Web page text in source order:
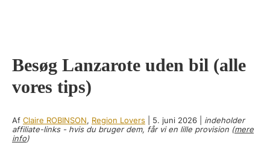
Besøg Lanzarote uden bil (alle
vores tips)
Af Claire ROBINSON, Region Lovers 5. juni 2026
indeholder
affiliate-links - hvis du bruger dem, får vi en lille provision (mere
info)